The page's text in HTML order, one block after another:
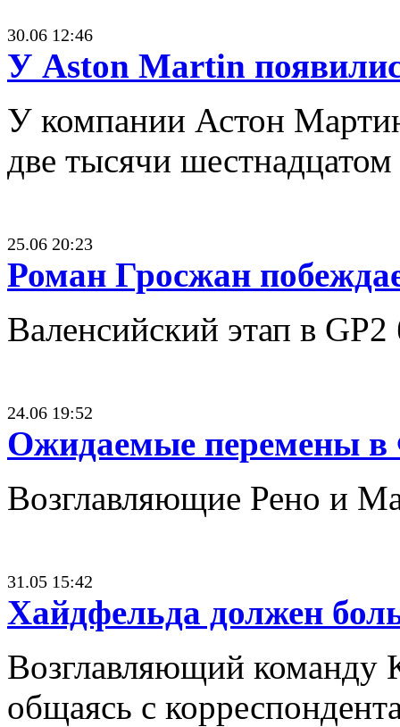
30.06 12:46
У Aston Martin
У компании Астон
две тысячи шестнадцатом
25.06 20:23
Роман Гросжан
Валенсийский этап в
24.06 19:52
Ожидаемые перемены в
Возглавляющие Рено и
31.05 15:42
Хайдфельда должен
Возглавляющий команду
общаясь с